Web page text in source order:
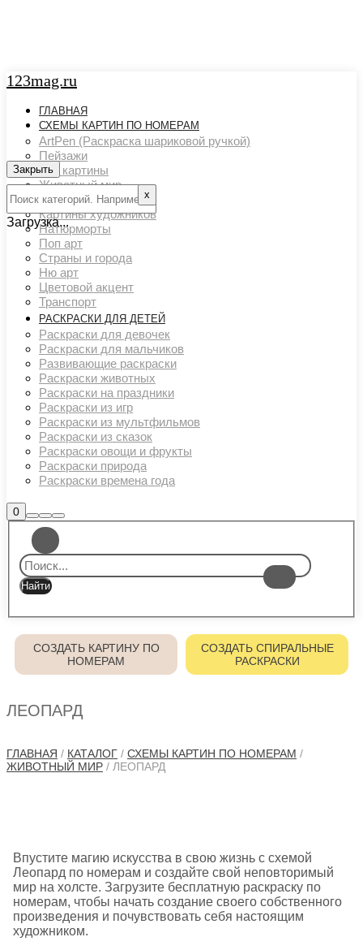
123mag.ru
ГЛАВНАЯ
СХЕМЫ КАРТИН ПО НОМЕРАМ
ArtPen (Раскраска шариковой ручкой)
Пейзажи
Арт картины
Животный мир
Люди
Картины художников
Натюрморты
Поп арт
Страны и города
Ню арт
Цветовой акцент
Транспорт
РАСКРАСКИ ДЛЯ ДЕТЕЙ
Раскраски для девочек
Раскраски для мальчиков
Развивающие раскраски
Раскраски животных
Раскраски на праздники
Раскраски из игр
Раскраски из мультфильмов
Раскраски из сказок
Раскраски овощи и фрукты
Раскраски природа
Раскраски времена года
0Боковая
панель
магазина
Найти
Больше
информации
Главное
меню
СОЗДАТЬ КАРТИНУ ПО
НОМЕРАМ
СОЗДАТЬ СПИРАЛЬНЫЕ
РАСКРАСКИ
ЛЕОПАРД
ГЛАВНАЯ / КАТАЛОГ / СХЕМЫ КАРТИН ПО НОМЕРАМ /
ЖИВОТНЫЙ МИР / ЛЕОПАРД
Впустите магию искусства в свою жизнь с схемой
Леопард по номерам и создайте свой неповторимый
мир на холсте. Загрузите бесплатную раскраску по
номерам, чтобы начать создание своего собственного
произведения и почувствовать себя настоящим
художником.
Закрыть
х
Загрузка...